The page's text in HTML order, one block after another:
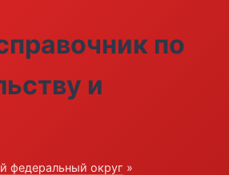
по
и
федеральный округ »